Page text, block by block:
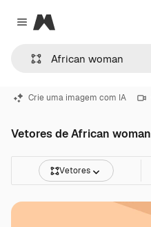
Close menu
Magnific
Crie uma imagem com IA
Vetores de African woman
Vetores